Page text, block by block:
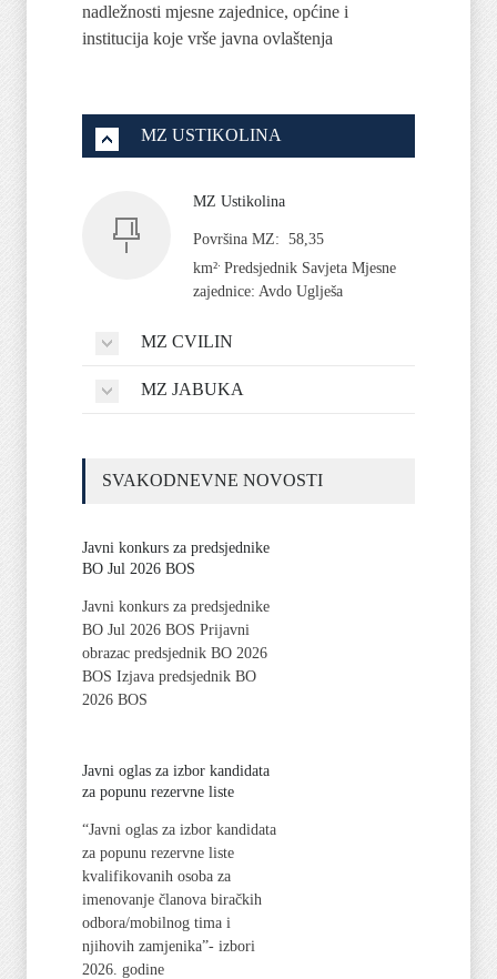
nadležnosti mjesne zajednice, općine i
institucija koje vrše javna ovlaštenja
MZ USTIKOLINA
MZ Ustikolina
Površina MZ: 58,35
km². Predsjednik Savjeta Mjesne
zajednice: Avdo Uglješa
MZ CVILIN
MZ JABUKA
SVAKODNEVNE NOVOSTI
Javni konkurs za predsjednike
BO Jul 2026 BOS
Javni konkurs za predsjednike
BO Jul 2026 BOS Prijavni
obrazac predsjednik BO 2026
BOS Izjava predsjednik BO
2026 BOS
Javni oglas za izbor kandidata
za popunu rezervne liste
“Javni oglas za izbor kandidata
za popunu rezervne liste
kvalifikovanih osoba za
imenovanje članova biračkih
odbora/mobilnog tima i
njihovih zamjenika”- izbori
2026. godine